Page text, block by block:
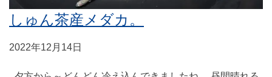
しゅん茶産メダカ。
2022年12月14日